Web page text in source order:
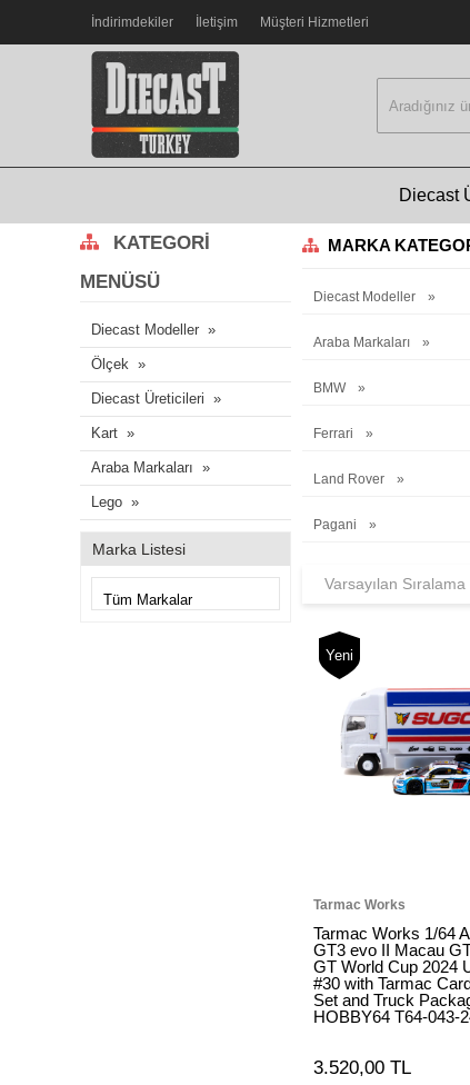
İndirimdekiler İletişim Müşteri Hizmetleri
Diecast
KATEGORI
MENÜSÜ
Diecast Modeller
Ölçek
Diecast Üreticileri
Kart
Araba Markaları
Lego
Marka Listesi
MARKA
Diecast Modeller
Araba Markaları
BMW
Ferrari
Land Rover
Pagani
Yeni
Tarmac Works
Tarmac Works 1/64
GT3 evo II Macau
GT World Cup 2024
#30 with Tarmac
Set and Truck
HOBBY64 T64-043-
3.520,00 TL